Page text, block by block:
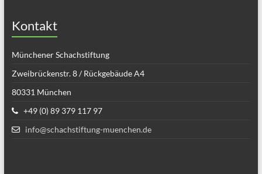
Kontakt
Münchener Schachstiftung
Zweibrückenstr. 8 / Rückgebäude A4
80331 München
+49 (0) 89 379 117 97
info@schachstiftung-muenchen.de